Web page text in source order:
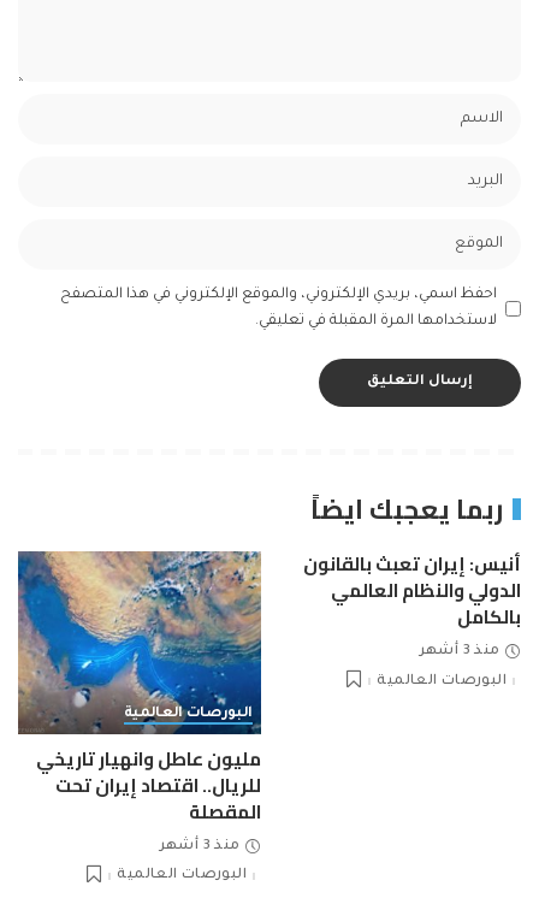
احفظ اسمي، بريدي الإلكتروني، والموقع الإلكتروني في هذا المتصفح
لاستخدامها المرة المقبلة في تعليقي.
ربما يعجبك ايضاً
أنيس: إيران تعبث بالقانون
الدولي والنظام العالمي
بالكامل
منذ 3 أشهر
البورصات العالمية
البورصات العالمية
مليون عاطل وانهيار تاريخي
للريال.. اقتصاد إيران تحت
المقصلة
منذ 3 أشهر
البورصات العالمية